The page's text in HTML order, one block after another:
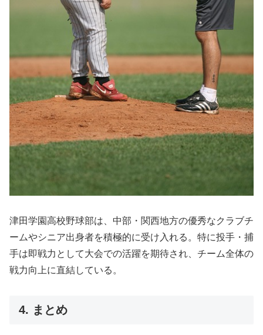
津田学園高校野球部は、中部・関西地方の優秀なクラブチ
ームやシニア出身者を積極的に受け入れる。特に投手・捕
手は即戦力として大会での活躍を期待され、チーム全体の
戦力向上に直結している。
4. まとめ